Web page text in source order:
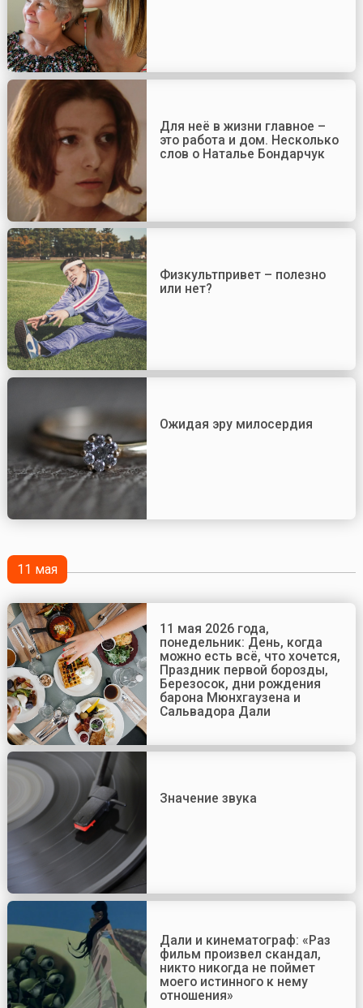
Для неё в жизни главное –
это работа и дом. Несколько
слов о Наталье Бондарчук
Физкультпривет – полезно
или нет?
Ожидая эру милосердия
11 мая
11 мая 2026 года,
понедельник: День, когда
можно есть всё, что хочется,
Праздник первой борозды,
Березосок, дни рождения
барона Мюнхгаузена и
Сальвадора Дали
Значение звука
Дали и кинематограф: «Раз
фильм произвел скандал,
никто никогда не поймет
моего истинного к нему
отношения»